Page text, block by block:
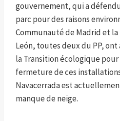
gouvernement, qui a
parc pour des raisons
Communauté de Madrid et
León, toutes deux du PP,
la Transition écologique
fermeture de ces
Navacerrada est
manque de neige.